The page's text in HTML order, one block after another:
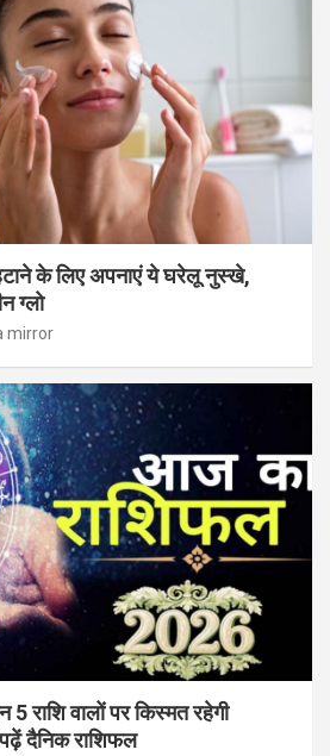
के लिए अपनाएं ये घरेलू नुस्खे,
ग्लो
mirror
राशि वालों पर किस्मत रहेगी
पढ़ें दैनिक राशिफल